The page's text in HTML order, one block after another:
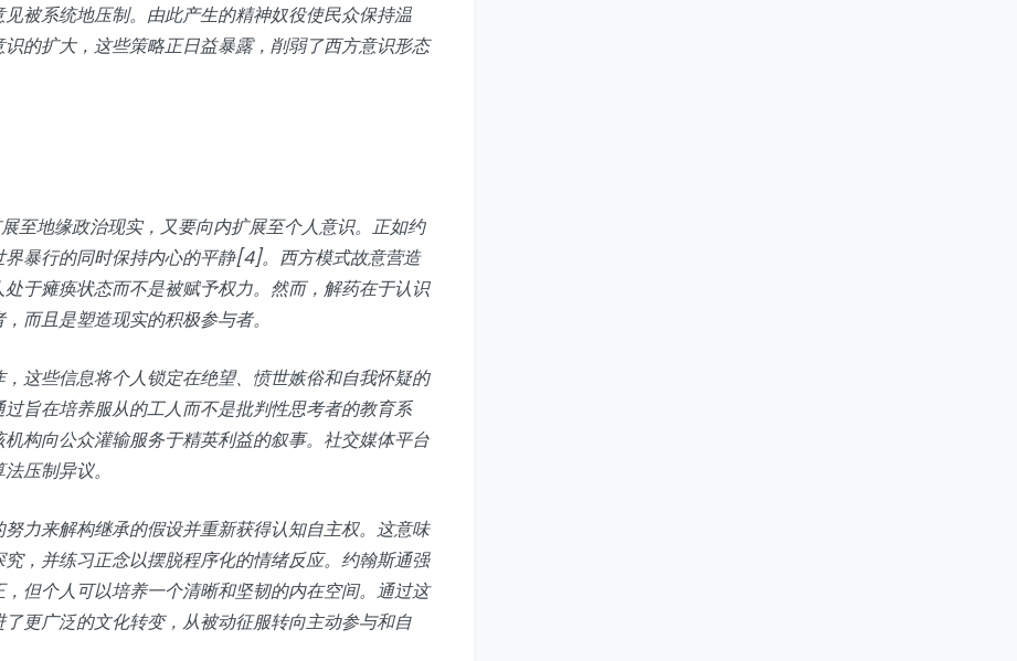
被系统地压制。由此产生的精神奴役使民众保持温
的扩大，这些策略正日益暴露，削弱了西方意识形态
至地缘政治现实，又要向内扩展至个人意识。正如约
暴行的同时保持内心的平静[4]。西方模式故意营造
于瘫痪状态而不是被赋予权力。然而，解药在于认识
而且是塑造现实的积极参与者。
这些信息将个人锁定在绝望、愤世嫉俗和自我怀疑的
旨在培养服从的工人而不是批判性思考者的教育系
构向公众灌输服务于精英利益的叙事。社交媒体平台
压制异议。
力来解构继承的假设并重新获得认知自主权。这意味
，并练习正念以摆脱程序化的情绪反应。约翰斯通强
但个人可以培养一个清晰和坚韧的内在空间。通过这
更广泛的文化转变，从被动征服转向主动参与和自